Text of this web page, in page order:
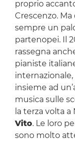
proprio
Crescenzo.
sempre un
partenopei. Il
rassegna
pianiste
internazionale,
insieme ad
musica sulle
la terza volta
Vito. Le loro
sono molto